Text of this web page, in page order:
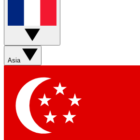
Asia